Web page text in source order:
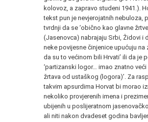
kolovoz, a zapravo studeni 1941.).
tekst pun je nevjerojatnih nebuloza,
tvrdnji da se ‘obično kao glavne žrtve
(Jasenovca) nabrajaju Srbi, Židovi i
neke povijesne činjenice upućuju na
da su to većinom bili Hrvati’ ili da je
‘partizanski logor… imao znatno veći
žrtava od ustaškog (logora)’. Za
takvim apsurdima Horvat bi morao
nekoliko provjerenih imena i
ubijenih u poslijeratnom
ali niti nakon dvadeset godina